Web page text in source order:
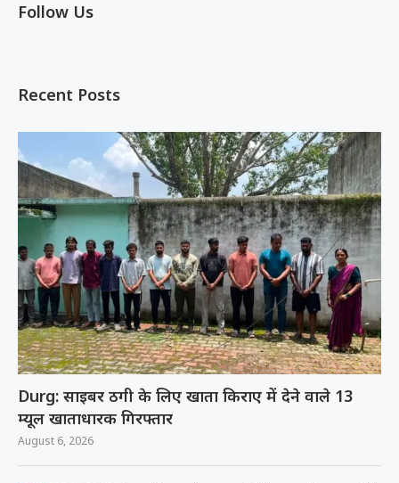
Follow Us
Recent Posts
Durg: साइबर ठगी के लिए खाता किराए में देने वाले 13
म्यूल खाताधारक गिरफ्तार
August 6, 2026